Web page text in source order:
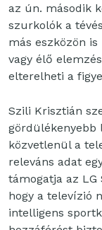
az ún. második
szurkolók a
más eszközön
vagy élő
elterelheti a
Szili Krisztián
gördülékenyebb
közvetlenül a
releváns adat
támogatja az LG
hogy a televízió
intelligens